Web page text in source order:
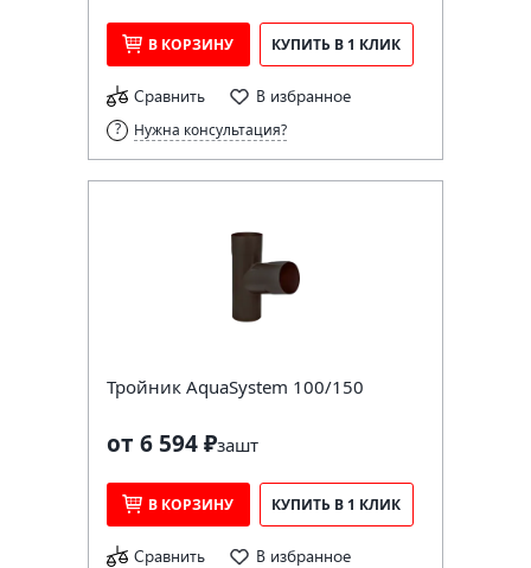
В КОРЗИНУ КУПИТЬ В 1 КЛИК
Сравнить В избранное
Нужна консультация?
Тройник AquaSystem 100/150
от 6 594 ₽зашт
В КОРЗИНУ КУПИТЬ В 1 КЛИК
Сравнить В избранное